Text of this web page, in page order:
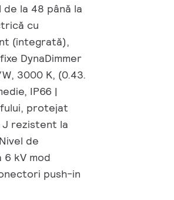
la 48 până la
cu
(integrată),
DynaDimmer
3000 K, (0.43.
IP66 |
protejat
rezistent la
de
kV mod
push-in